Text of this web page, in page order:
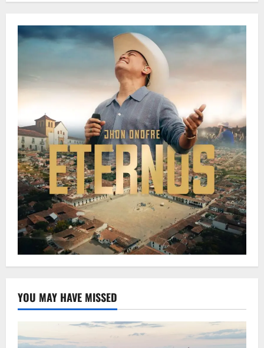
YOU MAY HAVE MISSED